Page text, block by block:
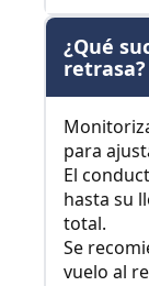
¿Qué
retrasa?
para
El
hasta su
total.
Se
vuelo al